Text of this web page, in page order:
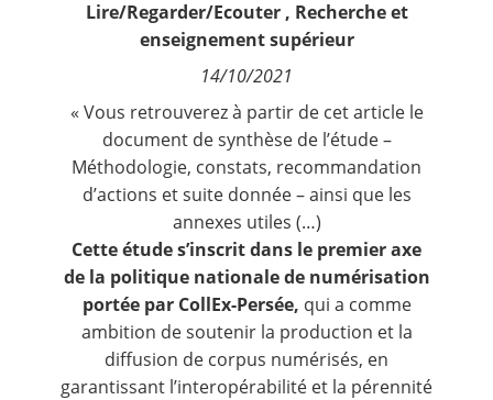
Lire/Regarder/Ecouter, Recherche et
enseignement supérieur
14/10/2021
« Vous retrouverez à partir de cet article le
document de synthèse de l’étude –
Méthodologie, constats, recommandation
d’actions et suite donnée – ainsi que les
annexes utiles (…)
Cette étude s’inscrit dans le premier axe
de la politique nationale de numérisation
portée par CollEx-Persée, qui a comme
ambition de soutenir la production et la
diffusion de corpus numérisés, en
garantissant l’interopérabilité et la pérennité